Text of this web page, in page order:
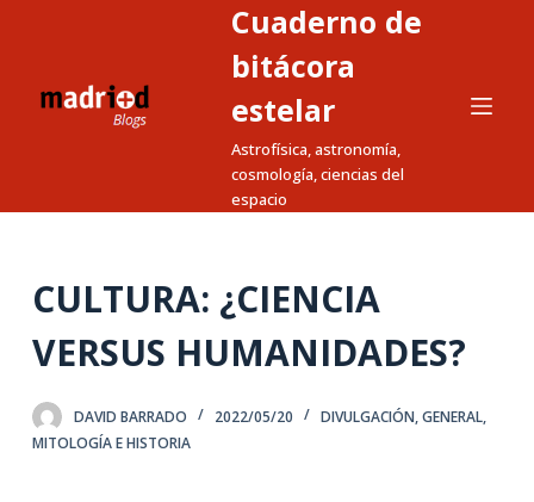
a
o
n
n
Cuaderno de
bitácora
estelar
Astrofísica, astronomía,
cosmología, ciencias del
espacio
CULTURA: ¿CIENCIA
VERSUS HUMANIDADES?
DAVID BARRADO 2022/05/20 DIVULGACIÓN,GENERAL,
MITOLOGÍA E HISTORIA